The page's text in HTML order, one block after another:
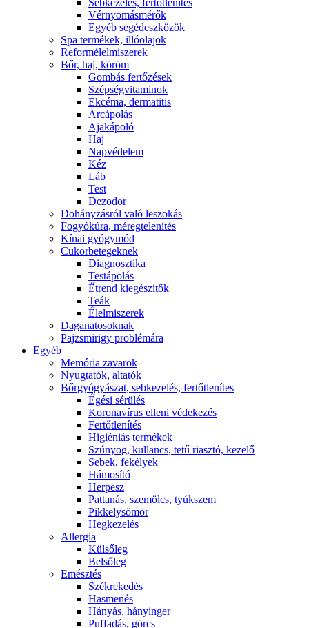
Sebkezelés, fertőtlenítés
Vérnyomásmérők
Egyéb segédeszközök
Spa termékek, illóolajok
Reformélelmiszerek
Bőr, haj, köröm
Gombás fertőzések
Szépségvitaminok
Ekcéma, dermatitis
Arcápolás
Ajakápoló
Haj
Napvédelem
Kéz
Láb
Test
Dezodor
Dohányzásról való leszokás
Fogyókúra, méregtelenítés
Kínai gyógymód
Cukorbetegeknek
Diagnosztika
Testápolás
É́trend kiegészítők
Teák
É́lelmiszerek
Daganatosoknak
Pajzsmirigy problémára
Egyéb
Memória zavarok
Nyugtatók, altatók
Bőrgyógyászat, sebkezelés, fertőtlenítes
É́gési sérülés
Koronavírus elleni védekezés
Fertőtlenítés
Higiéniás termékek
Szúnyog, kullancs, tetű riasztó, kezelő
Sebek, fekélyek
Hámosító
Herpesz
Pattanás, szemölcs, tyúkszem
Pikkelysömör
Hegkezelés
Allergia
Külsőleg
Belsőleg
Emésztés
Székrekedés
Hasmenés
Hányás, hányinger
Puffadás, görcs